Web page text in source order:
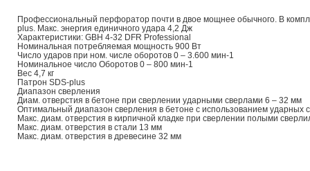
Профессиональный перфоратор почти в двое мощнее обычного. В
plus. Макс. энергия единичного удара 4,2 Дж
Характеристики: GBH 4-32 DFR Professional
Номинальная потребляемая мощность 900 Вт
Число ударов при ном. числе оборотов 0 – 3.600 мин-1
Номинальное число Оборотов 0 – 800 мин-1
Вес 4,7 кг
Патрон SDS-plus
Диапазон сверления
Диам. отверстия в бетоне при сверлении ударными сверлами 6 – 32 мм
Оптимальный диапазон сверления в бетоне с использованием ударных
Макс. диам. отверстия в кирпичной кладке при сверлении полыми
Макс. диам. отверстия в стали 13 мм
Макс. диам. отверстия в древесине 32 мм